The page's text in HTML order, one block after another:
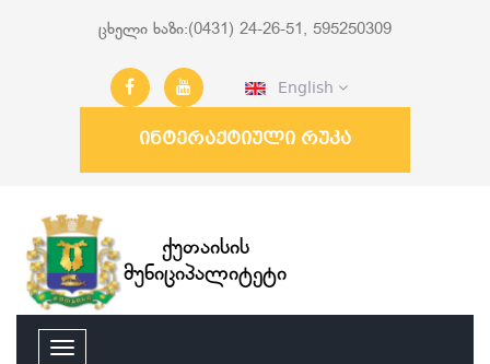
ცხელი ხაზი:(0431) 24-26-51, 595250309
English
ინტერაქტიული რუკა
ქუთაისის
მუნიციპალიტეტი